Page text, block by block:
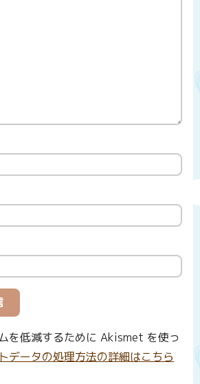
を低減するために Akismet を使っ
データの処理方法の詳細はこちら